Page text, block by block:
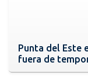
Punta del Este
fuera de